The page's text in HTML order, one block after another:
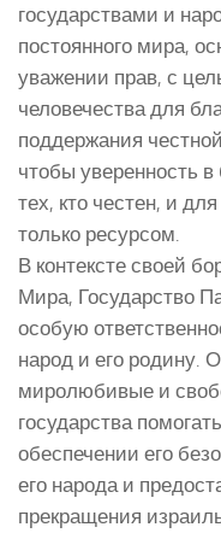
государствами и
постоянного мира,
уважении прав, с
человечества для
поддержания
чтобы уверенность
тех, кто честен, и
только ресурсом.
В контексте своей
Мира, Государство
особую
народ и его родину.
миролюбивые и
государства
обеспечении его
его народа и
прекращения